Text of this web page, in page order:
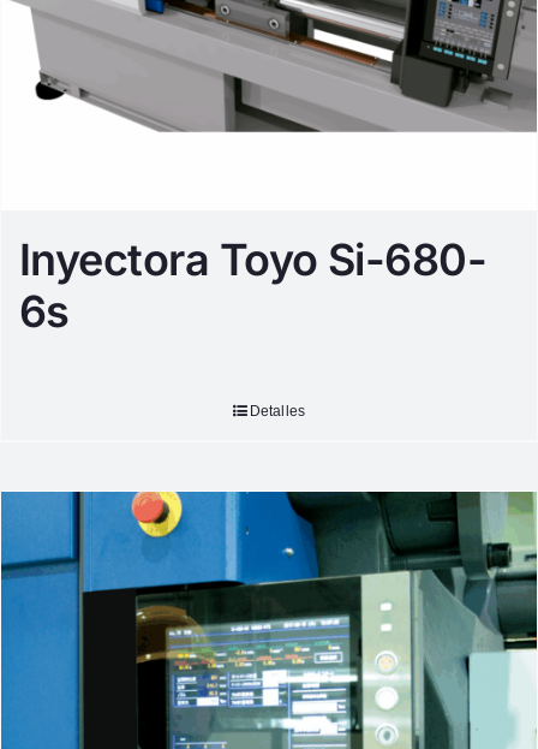
Inyectora Toyo Si-680-
6s
Detalles